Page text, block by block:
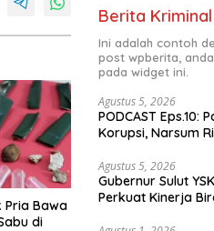
Pria Bawa
di
Berita Kriminal
Ini adalah contoh
post wpberita,
pada widget ini.
Agustus 5, 2026
PODCAST Eps.10:
Korupsi, Narsum
Agustus 5, 2026
Gubernur Sulut YSK Lantik Tiga Pejabat
Perkuat Kinerja